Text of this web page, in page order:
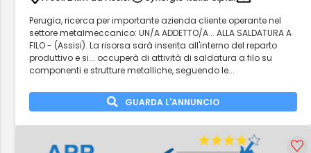
Perugia, ricerca per importante azienda cliente operante nel
settore metalmeccanico: UN/A ADDETTO/A... ALLA SALDATURA A
FILO - (Assisi). La risorsa sarà inserita all'interno del reparto
produttivo e si... occuperà di attività di saldatura a filo su
componenti e strutture metalliche, seguendo le...
GUARDA L'ANNUNCIO